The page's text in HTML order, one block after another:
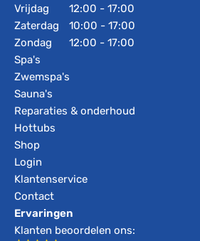
Vrijdag
Zaterdag
Zondag
12:00 - 17:00
10:00 - 17:00
12:00 - 17:00
Spa's
Zwemspa's
Sauna's
Reparaties & onderhoud
Hottubs
Shop
Login
Klantenservice
Contact
Ervaringen
Klanten beoordelen ons: